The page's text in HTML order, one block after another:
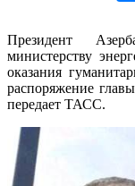
Президент
министерству
оказания
распоряжение
передает ТАСС.